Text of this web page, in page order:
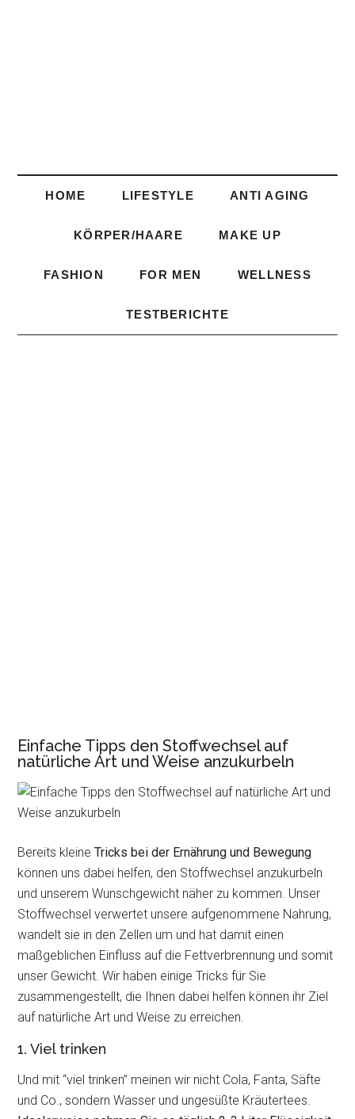
HOME LIFESTYLE ANTI AGING
KÖRPER/HAARE MAKE UP
FASHION FOR MEN WELLNESS
TESTBERICHTE
Einfache Tipps den Stoffwechsel auf
natürliche Art und Weise anzukurbeln
Bereits kleineTricks bei der Ernährung und Bewegung
können uns dabei helfen, den Stoffwechsel anzukurbeln
und unserem Wunschgewicht näher zu kommen. Unser
Stoffwechsel verwertet unsere aufgenommene Nahrung,
wandelt sie in den Zellen um und hat damit einen
maßgeblichen Einfluss auf die Fettverbrennung und somit
unser Gewicht. Wir haben einige Tricks für Sie
zusammengestellt, die Ihnen dabei helfen können ihr Ziel
auf natürliche Art und Weise zu erreichen.
1. Viel trinken
Und mit “viel trinken” meinen wir nicht Cola, Fanta, Säfte
und Co., sondern Wasser und ungesüßte Kräutertees.